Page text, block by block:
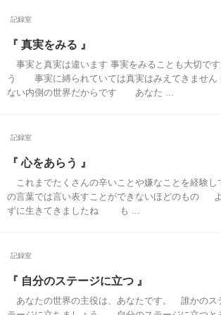
記録室
『 真実をみる 』
事実と真実は違います 事実をみることも大切で
う 事実に縛られていては真実はみえてきません
ない内側の世界だからです あなた ...
記録室
『 心をあらう 』
これまでたくさんの辛いことや嫌なことを経験
の言葉では言い表すことができないほどのもの
ずに生きてきましたね も ...
記録室
『 自分のステージに立つ 』
あなたの世界の主役は、あなたです。 誰かのス